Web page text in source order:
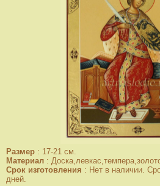
Размер : 17-21 см.
Материал :
Срок изготовления : Нет в наличии.
дней.